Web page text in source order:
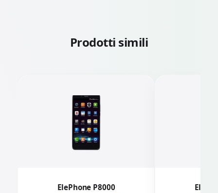
Prodotti simili
ElePhone P8000